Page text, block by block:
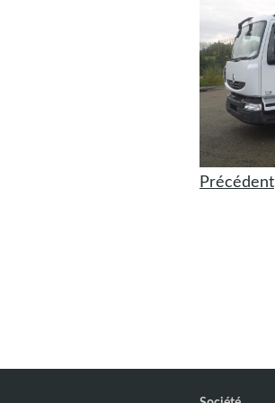
Précédent